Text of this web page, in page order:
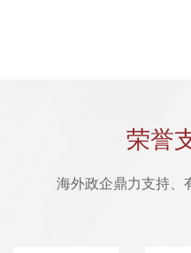
荣誉
海外政企鼎力支持、